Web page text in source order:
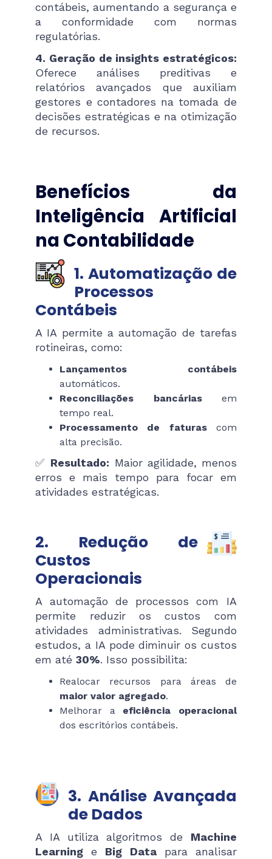
contábeis, aumentando a segurança e
a conformidade com normas
regulatórias.
4. Geração de insights estratégicos:
Oferece análises preditivas e
relatórios avançados que auxiliam
gestores e contadores na tomada de
decisões estratégicas e na otimização
de recursos.
Benefícios da
Inteligência Artificial
na Contabilidade
1. Automatização de
Processos
Contábeis
A IA permite a automação de tarefas
rotineiras, como:
Lançamentos contábeis
automáticos.
Reconciliações bancáriasem
tempo real.
Processamento de faturascom
alta precisão.
✅ Resultado: Maior agilidade, menos
erros e mais tempo para focar em
atividades estratégicas.
2. Redução de
Custos
Operacionais
A automação de processos com IA
permite reduzir os custos com
atividades administrativas. Segundo
estudos, a IA pode diminuir os custos
em até30%. Isso possibilita:
Realocar recursos para áreas de
maior valor agregado.
Melhorar a eficiência operacional
dos escritórios contábeis.
3. Análise Avançada
de Dados
A IA utiliza algoritmos de Machine
Learning e Big Datapara analisar